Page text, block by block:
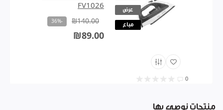
عرض
مباع
0
FV1026
₪140.00
-36%
₪89.00
منتجات نوصي بها